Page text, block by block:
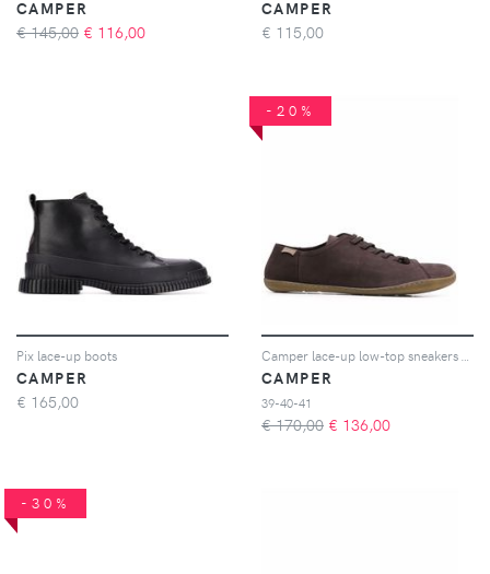
CAMPER
€ 145,00 € 116,00
CAMPER
€ 115,00
Pix lace-up boots
CAMPER
€ 165,00
-20%
CAMPER
39-40-41
€ 170,00 € 136,00
-30%